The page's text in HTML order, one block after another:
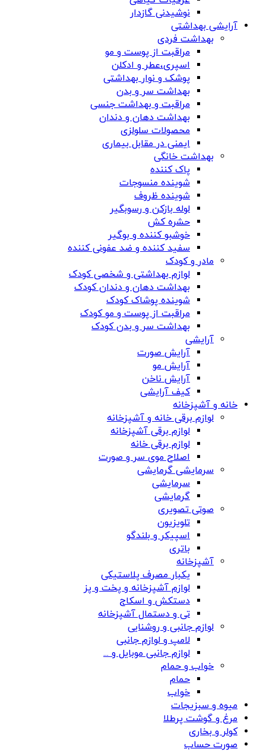
نوشیدنی گازدار
آرایشی بهداشتی
بهداشت فردی
مراقبت از پوست و مو
اسپری،عطر و ادکلن
پوشک و نوار بهداشتی
بهداشت سر و بدن
مراقبت و بهداشت جنسی
بهداشت دهان و دندان
محصولات سلولزی
ایمنی در مقابل بیماری
بهداشت خانگی
پاک کننده
شوینده منسوجات
شوینده ظروف
لوله بازکن و رسوبگیر
حشره کش
خوشبو کننده و بوگیر
سفید کننده و ضد عفونی کننده
مادر و کودک
لوازم بهداشتی و شخصی کودک
بهداشت دهان و دندان کودک
شوینده پوشاک کودک
مراقبت از پوست و مو کودک
بهداشت سر و بدن کودک
آرایشی
آرایش صورت
آرایش مو
آرایش ناخن
کیف آرایشی
خانه و آشپزخانه
لوازم برقی خانه و آشپزخانه
لوازم برقی آشپزخانه
لوازم برقی خانه
اصلاح موی سر و صورت
سرمایشی گرمایشی
سرمایشی
گرمایشی
صوتی تصویری
تلویزیون
اسپیکر و بلندگو
باتری
آشپزخانه
یکبار مصرف پلاستیکی
لوازم آشپزخانه و پخت و پز
دستکش و اسکاج
تی و دستمال آشپزخانه
لوازم جانبی و روشنایی
لامپ و لوازم جانبی
لوازم جانبی موبایل و ...
خواب و حمام
حمام
خواب
میوه و سبزیجات
مرغ و گوشت پرطلا
کولر و بخاری
صورت حساب